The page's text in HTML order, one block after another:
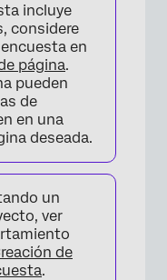
incluye
considere
en
página.
pueden
de
en una
deseada.
un
ver
de
.